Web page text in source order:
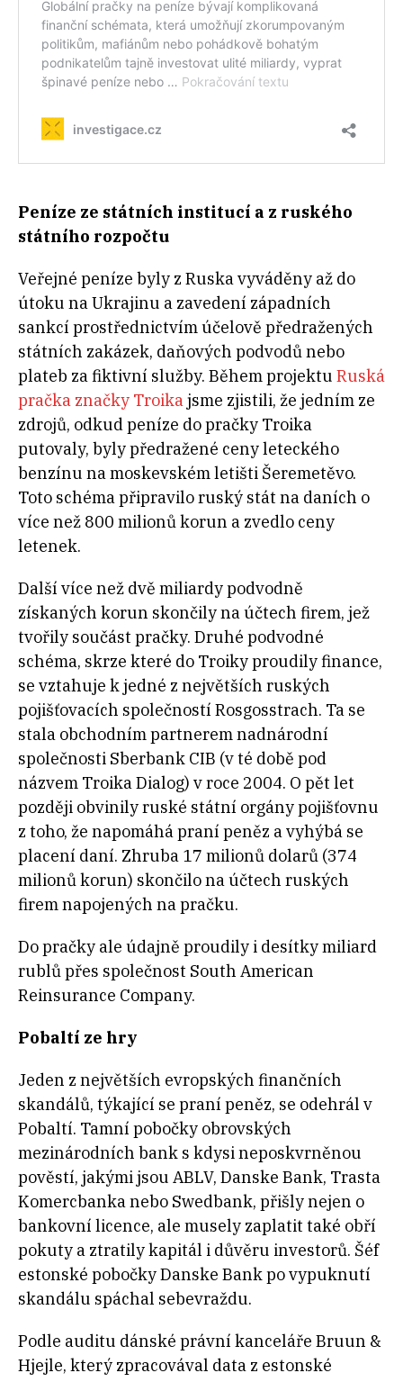
Peníze ze státních institucí a z ruského
státního rozpočtu
Veřejné peníze byly z Ruska vyváděny až do
útoku na Ukrajinu a zavedení západních
sankcí prostřednictvím účelově předražených
státních zakázek, daňových podvodů nebo
plateb za fiktivní služby. Během projektu Ruská
pračka značky Troikajsme zjistili, že jedním ze
zdrojů, odkud peníze do pračky Troika
putovaly, byly předražené ceny leteckého
benzínu na moskevském letišti Šeremetěvo.
Toto schéma připravilo ruský stát na daních o
více než 800 milionů korun a zvedlo ceny
letenek.
Další více než dvě miliardy podvodně
získaných korun skončily na účtech firem, jež
tvořily součást pračky. Druhé podvodné
schéma, skrze které do Troiky proudily finance,
se vztahuje k jedné z největších ruských
pojišťovacích společností Rosgosstrach. Ta se
stala obchodním partnerem nadnárodní
společnosti Sberbank CIB (v té době pod
názvem Troika Dialog) v roce 2004. O pět let
později obvinily ruské státní orgány pojišťovnu
z toho, že napomáhá praní peněz a vyhýbá se
placení daní. Zhruba 17 milionů dolarů (374
milionů korun) skončilo na účtech ruských
firem napojených na pračku.
Do pračky ale údajně proudily i desítky miliard
rublů přes společnost South American
Reinsurance Company.
Pobaltí ze hry
Jeden z největších evropských finančních
skandálů, týkající se praní peněz, se odehrál v
Pobaltí. Tamní pobočky obrovských
mezinárodních bank s kdysi neposkvrněnou
pověstí, jakými jsou ABLV, Danske Bank, Trasta
Komercbanka nebo Swedbank, přišly nejen o
bankovní licence, ale musely zaplatit také obří
pokuty a ztratily kapitál i důvěru investorů. Šéf
estonské pobočky Danske Bank po vypuknutí
skandálu spáchal sebevraždu.
Podle auditu dánské právní kanceláře Bruun &
Hjejle, který zpracovával data z estonské